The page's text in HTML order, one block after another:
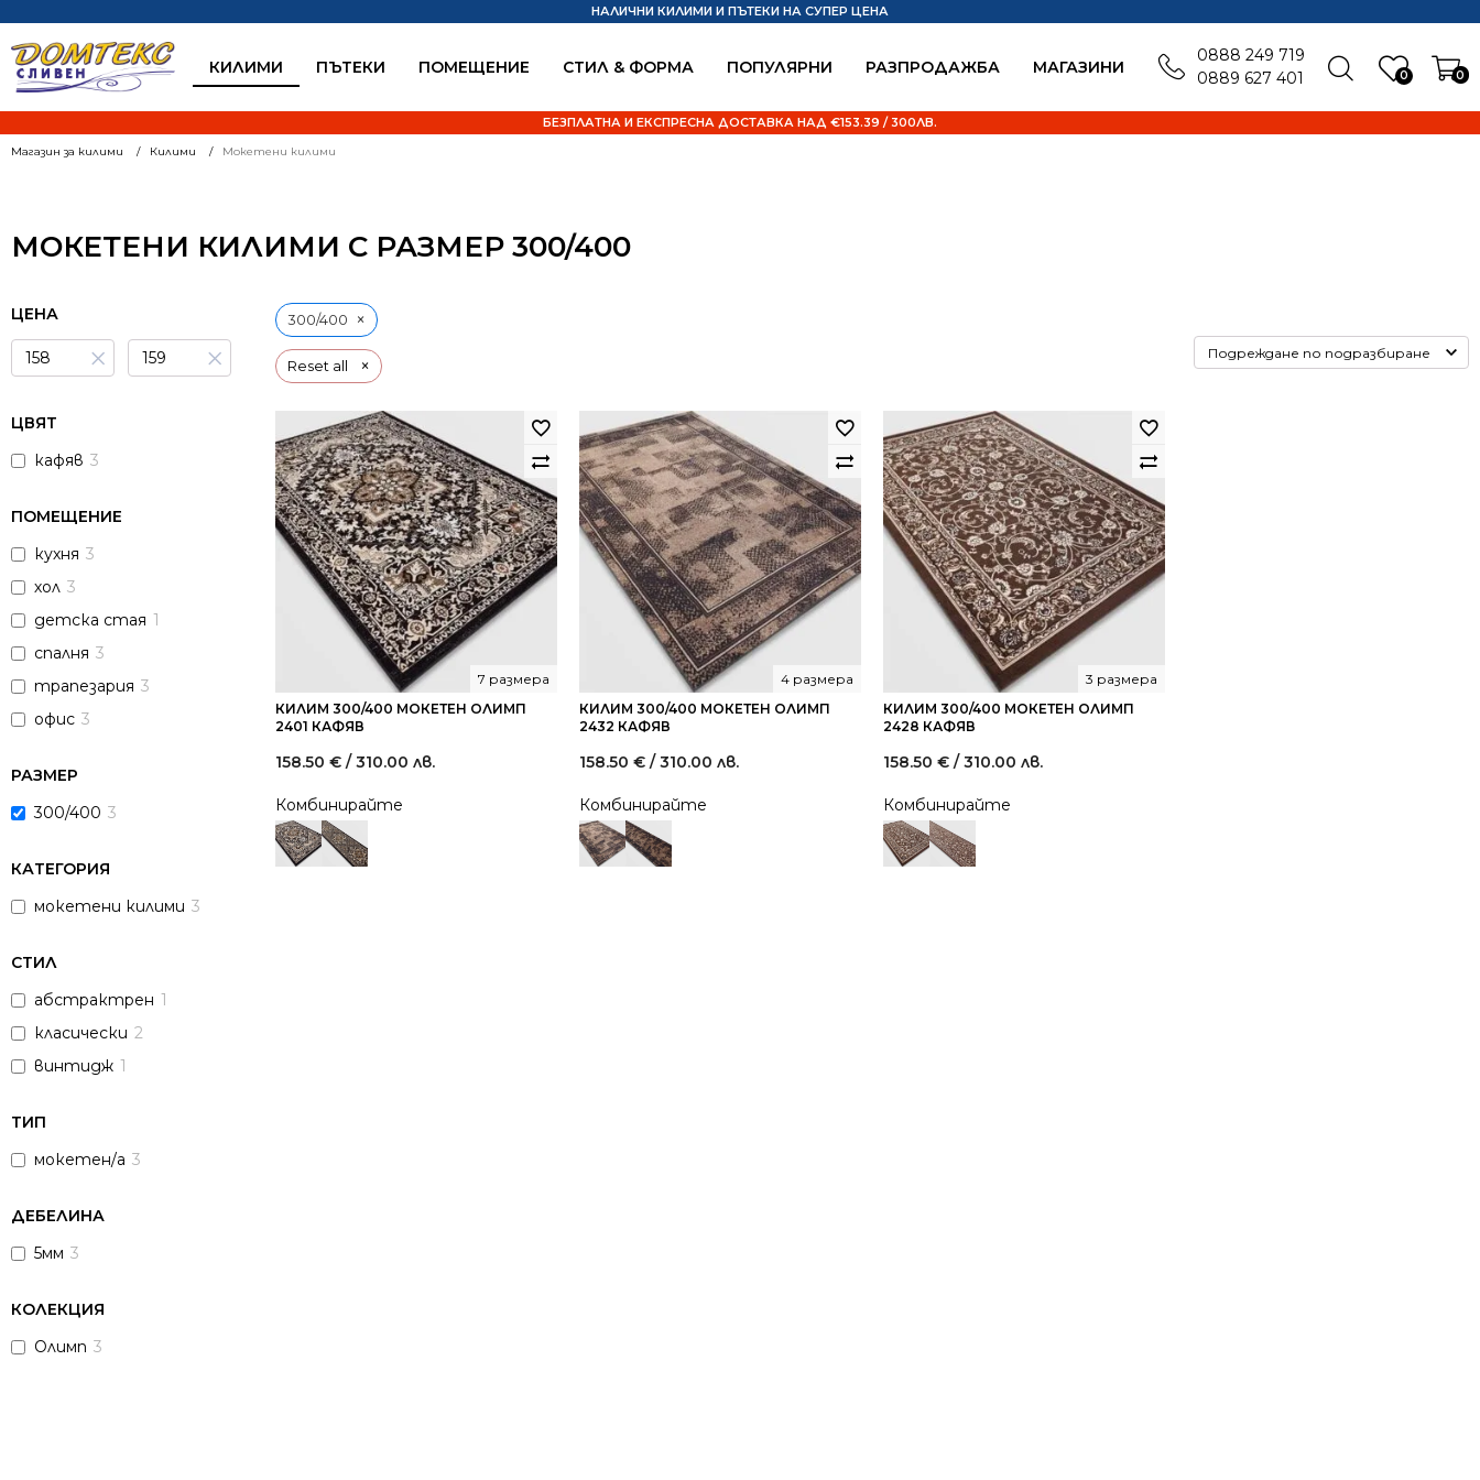
КИЛИМИ ПЪТЕКИ ПОМЕЩЕНИЕ СТИЛ & ФОРМА ПОПУЛЯРНИ РАЗПРОДАЖБА MАГАЗИНИ 0 0
НАЛИЧНИ КИЛИМИ И ПЪТЕКИ НА СУПЕР ЦЕНА
БЕЗПЛАТНА И ЕКСПРЕСНА ДОСТАВКА НАД €153.39 / 300ЛВ.
0888 249 719
0889 627 401
Магазин за килими Килими Мокетени килими
МОКЕТЕНИ КИЛИМИ С РАЗМЕР 300/400
ЦЕНА
× ×
ЦВЯТ
кафяв 3
ПОМЕЩЕНИЕ
кухня 3
хол 3
детска стая 1
спалня 3
трапезария 3
офис 3
РАЗМЕР
300/400 3
КАТЕГОРИЯ
мокетени килими 3
СТИЛ
абстрактрен 1
класически 2
винтидж 1
ТИП
мокетен/а 3
ДЕБЕЛИНА
5мм 3
КОЛЕКЦИЯ
Олимп 3
Reset all ×
300/400 ×
КИЛИМ 300/400 МОКЕТЕН ОЛИМП
2401 КАФЯВ
7 размера
158.50 € / 310.00 лв.
Комбинирайте
КИЛИМ 300/400 МОКЕТЕН ОЛИМП
2432 КАФЯВ
4 размера
158.50 € / 310.00 лв.
Комбинирайте
КИЛИМ 300/400 МОКЕТЕН ОЛИМП
2428 КАФЯВ
3 размера
158.50 € / 310.00 лв.
Комбинирайте